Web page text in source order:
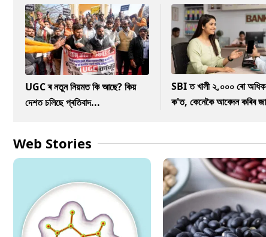
UGC ৰ নতুন নিয়মত কি আছে? কিয়
দেশত চলিছে প্ৰতিবাদ...
SBI ত খালী ২,০০০ ৰো
ক'ত, কেনেকৈ আবেদন কৰিব
Web Stories